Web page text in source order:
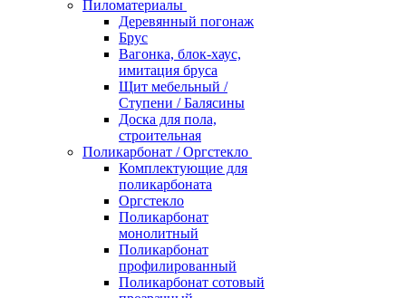
Пиломатериалы
Деревянный погонаж
Брус
Вагонка, блок-хаус,
имитация бруса
Щит мебельный /
Ступени / Балясины
Доска для пола,
строительная
Поликарбонат / Оргстекло
Комплектующие для
поликарбоната
Оргстекло
Поликарбонат
монолитный
Поликарбонат
профилированный
Поликарбонат сотовый